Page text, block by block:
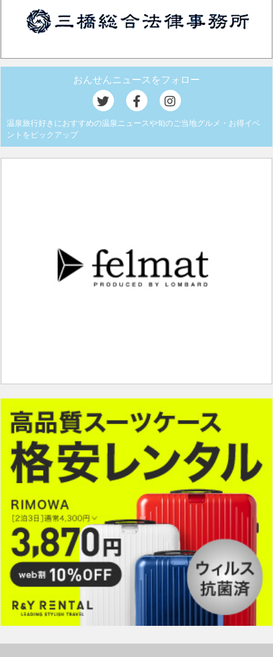
おんせんニュースをフォロー
温泉旅行好きにおすすめの温泉ニュースや旬のご当地グルメ・お得イベ
ントをピックアップ